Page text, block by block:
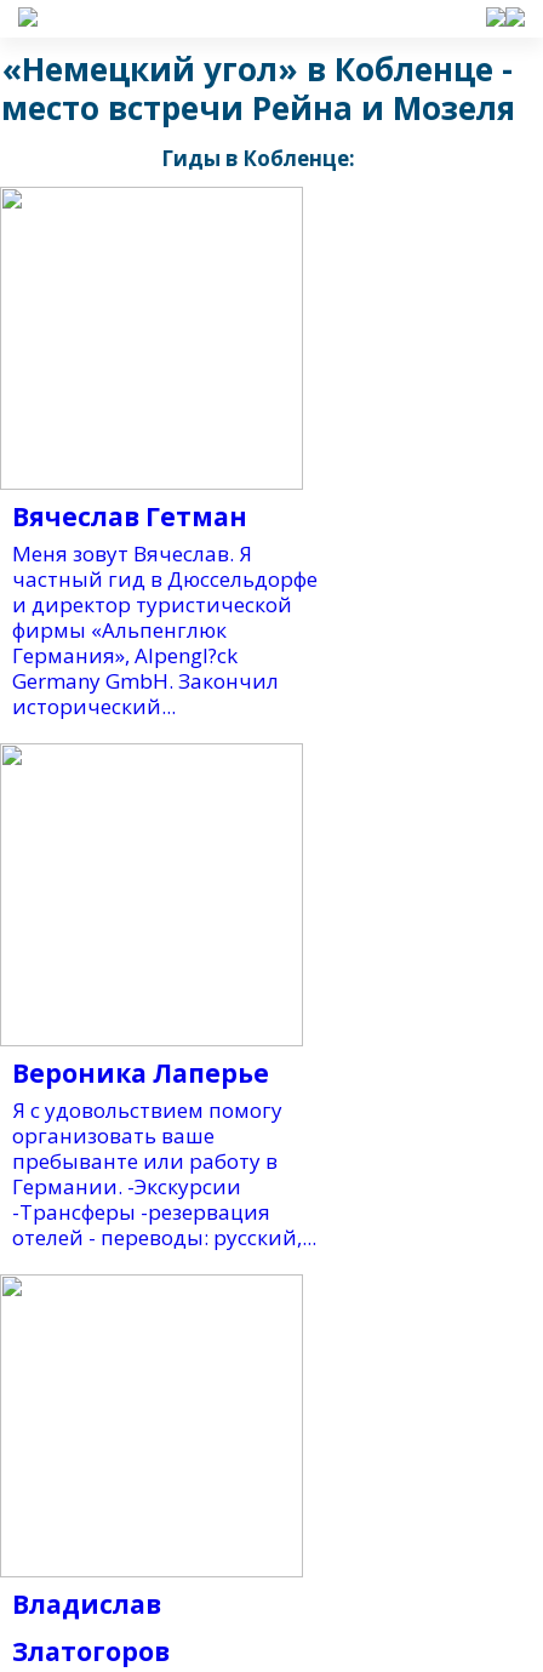
«Немецкий угол» в Кобленце -
место встречи Рейна и Мозеля
Гиды в Кобленце:
Вячеслав Гетман
Меня зовут Вячеслав. Я
частный гид в Дюссельдорфе
и директор туристической
фирмы «Альпенглюк
Германия», Alpengl?ck
Germany GmbH. Закончил
исторический...
Вероника Лаперье
Я с удовольствием помогу
организовать ваше
пребыванте или работу в
Германии. -Экскурсии
-Трансферы -резервация
отелей - переводы: русский,...
Владислав
Златогоров